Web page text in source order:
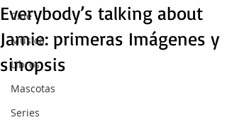
Cine
Música
Libros
Mascotas
Series
Everybody’s talking about
Jamie: primeras Imágenes y
sinopsis